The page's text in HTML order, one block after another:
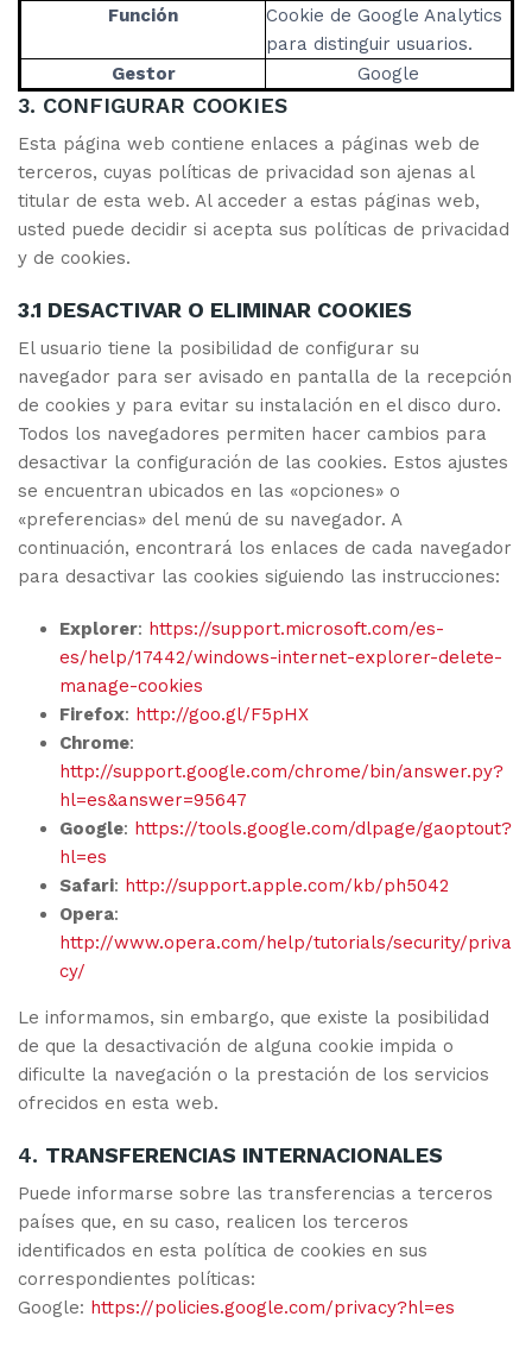
Función
Cookie de Google Analytics
para distinguir usuarios.
Gestor
Google
3. CONFIGURAR COOKIES
Esta página web contiene enlaces a páginas web de
terceros, cuyas políticas de privacidad son ajenas al
titular de esta web. Al acceder a estas páginas web,
usted puede decidir si acepta sus políticas de privacidad
y de cookies.
3.1 DESACTIVAR O ELIMINAR COOKIES
El usuario tiene la posibilidad de configurar su
navegador para ser avisado en pantalla de la recepción
de cookies y para evitar su instalación en el disco duro.
Todos los navegadores permiten hacer cambios para
desactivar la configuración de las cookies. Estos ajustes
se encuentran ubicados en las «opciones» o
«preferencias» del menú de su navegador. A
continuación, encontrará los enlaces de cada navegador
para desactivar las cookies siguiendo las instrucciones:
Explorer: https://support.microsoft.com/es-
es/help/17442/windows-internet-explorer-delete-
manage-cookies
Firefox: http://goo.gl/F5pHX
Chrome:
http://support.google.com/chrome/bin/answer.py?
hl=es&answer=95647
Google: https://tools.google.com/dlpage/gaoptout?
hl=es
Safari: http://support.apple.com/kb/ph5042
Opera:
http://www.opera.com/help/tutorials/security/priva
cy/
Le informamos, sin embargo, que existe la posibilidad
de que la desactivación de alguna cookie impida o
dificulte la navegación o la prestación de los servicios
ofrecidos en esta web.
4. TRANSFERENCIAS INTERNACIONALES
Puede informarse sobre las transferencias a terceros
países que, en su caso, realicen los terceros
identificados en esta política de cookies en sus
correspondientes políticas:
Google: https://policies.google.com/privacy?hl=es